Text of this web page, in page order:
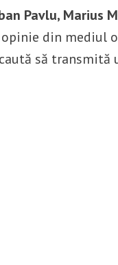
Pavlu, Marius
din mediul
să transmită